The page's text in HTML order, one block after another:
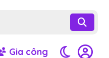
Gia công